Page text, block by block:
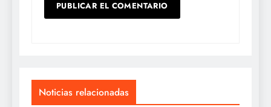
Noticias relacionadas